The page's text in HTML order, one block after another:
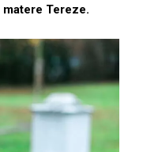
matere Tereze.